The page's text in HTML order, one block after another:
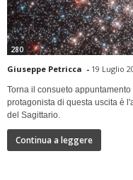
280
Giuseppe Petricca - 19 Luglio
Torna il consueto
protagonista di questa uscita è
del Sagittario.
Continua a leggere